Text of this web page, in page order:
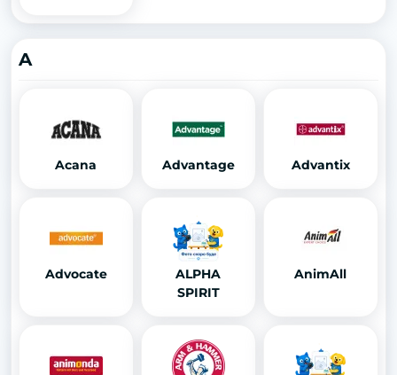
A
Acana Advantage Advantix
Advocate
ALPHA
SPIRIT
AnimAll